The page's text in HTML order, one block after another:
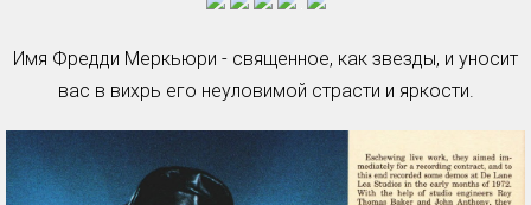
Имя Фредди Меркьюри - священное, как звезды, и уносит
вас в вихрь его неуловимой страсти и яркости.